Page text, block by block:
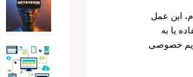
این عمل
یا به
خصوصی